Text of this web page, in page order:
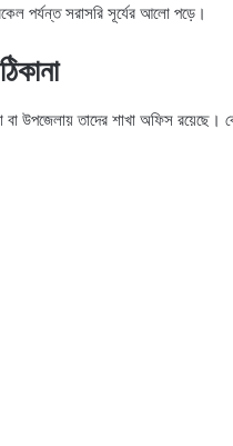
পর্যন্ত সরাসরি সূর্যের আলো পড়ে।
বা উপজেলায় তাদের শাখা অফিস